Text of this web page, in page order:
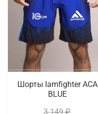
Шорты Iamfighter АСА
BLUE
3 149 ₽